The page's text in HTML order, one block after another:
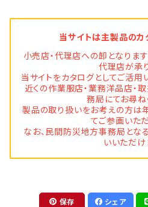
当サイトは主製品のカ
小売店・代理店への卸となりま
代理店が承り
当サイトをカタログとしてご活用
近くの作業服店・業務洋品店・
務局にてお尋ね
製品の取り扱いをお考えの方は
てご参画いた
なお、民間防災地方事務局とな
いいただけ
保存 シェア